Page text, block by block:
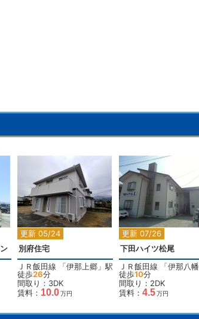
更新 05/24
2
別府住宅
ＪＲ飯田線 「伊那上郷 」駅
徒歩26分
間取り：3DK
賃料： 10.0万円
更新 07/26
2
下田ハイツ松尾
ＪＲ飯田線 「伊那八幡
徒歩10分
間取り：2DK
賃料： 4.5万円